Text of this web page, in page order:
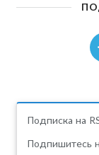
Подписка на
Подпишитесь